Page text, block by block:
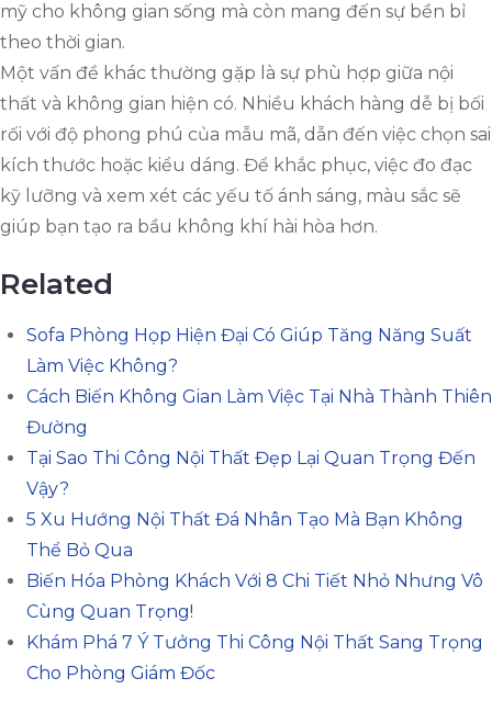
mỹ cho không gian sống mà còn mang đến sự bền bỉ
theo thời gian.
Một vấn đề khác thường gặp là sự phù hợp giữa nội
thất và không gian hiện có. Nhiều khách hàng dễ bị bối
rối với độ phong phú của mẫu mã, dẫn đến việc chọn sai
kích thước hoặc kiểu dáng. Để khắc phục, việc đo đạc
kỹ lưỡng và xem xét các yếu tố ánh sáng, màu sắc sẽ
giúp bạn tạo ra bầu không khí hài hòa hơn.
Related
Sofa Phòng Họp Hiện Đại Có Giúp Tăng Năng Suất
Làm Việc Không?
Cách Biến Không Gian Làm Việc Tại Nhà Thành Thiên
Đường
Tại Sao Thi Công Nội Thất Đẹp Lại Quan Trọng Đến
Vậy?
5 Xu Hướng Nội Thất Đá Nhân Tạo Mà Bạn Không
Thể Bỏ Qua
Biến Hóa Phòng Khách Với 8 Chi Tiết Nhỏ Nhưng Vô
Cùng Quan Trọng!
Khám Phá 7 Ý Tưởng Thi Công Nội Thất Sang Trọng
Cho Phòng Giám Đốc